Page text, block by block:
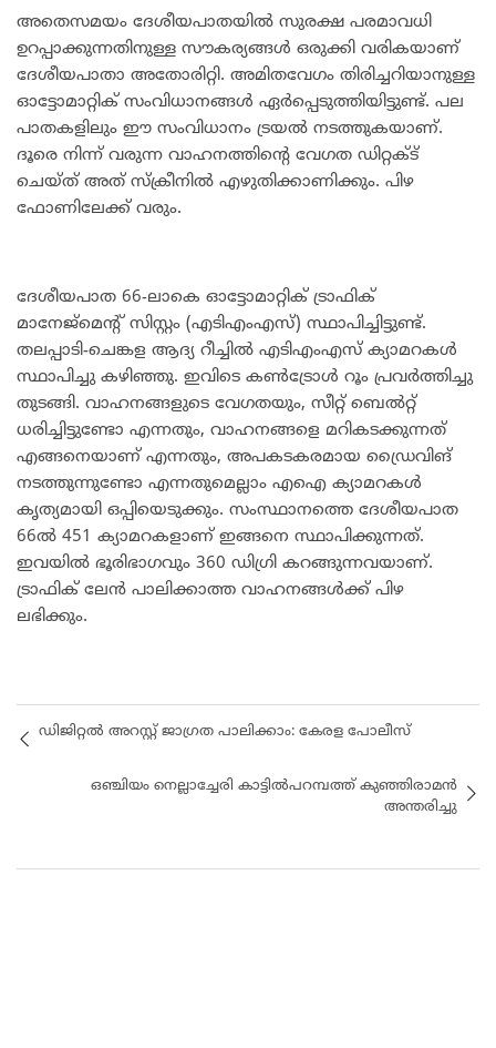
അതെസമയം ദേശീയപാതയിൽ സുരക്ഷ പരമാവധി
ഉറപ്പാക്കുന്നതിനുള്ള സൗകര്യങ്ങൾ ഒരുക്കി വരികയാണ്
ദേശീയപാതാ അതോരിറ്റി. അമിതവേഗം തിരിച്ചറിയാനുള്ള
ഓട്ടോമാറ്റിക് സംവിധാനങ്ങൾ ഏർപ്പെടുത്തിയിട്ടുണ്ട്. പല
പാതകളിലും ഈ സംവിധാനം ട്രയൽ നടത്തുകയാണ്.
ദൂരെ നിന്ന് വരുന്ന വാഹനത്തിന്റെ വേഗത ഡിറ്റക്ട്
ചെയ്ത് അത് സ്ക്രീനിൽ എഴുതിക്കാണിക്കും. പിഴ
ഫോണിലേക്ക് വരും.
ദേശീയപാത 66-ലാകെ ഓട്ടോമാറ്റിക് ട്രാഫിക്
മാനേജ്മെന്റ് സിസ്റ്റം (എടിഎംഎസ്) സ്ഥാപിച്ചിട്ടുണ്ട്.
തലപ്പാടി-ചെങ്കള ആദ്യ റീച്ചില്‍ എടിഎംഎസ് ക്യാമറകൾ
സ്ഥാപിച്ചു കഴിഞ്ഞു. ഇവിടെ കൺട്രോൾ റൂം പ്രവർത്തിച്ചു
തുടങ്ങി. വാഹനങ്ങളുടെ വേഗതയും, സീറ്റ് ബെല്‍റ്റ്
ധരിച്ചിട്ടുണ്ടോ എന്നതും, വാഹനങ്ങളെ മറികടക്കുന്നത്
എങ്ങനെയാണ് എന്നതും, അപകടകരമായ ഡ്രൈവിങ്
നടത്തുന്നുണ്ടോ എന്നതുമെല്ലാം എഐ ക്യാമറകൾ
കൃത്യമായി ഒപ്പിയെടുക്കും. സംസ്ഥാനത്തെ ദേശീയപാത
66ൽ 451 ക്യാമറകളാണ് ഇങ്ങനെ സ്ഥാപിക്കുന്നത്.
ഇവയിൽ ഭൂരിഭാഗവും 360 ഡിഗ്രി കറങ്ങുന്നവയാണ്.
ട്രാഫിക് ലേൻ പാലിക്കാത്ത വാഹനങ്ങൾക്ക് പിഴ
ലഭിക്കും.
ഡിജിറ്റൽ അറസ്റ്റ് ജാഗ്രത പാലിക്കാം: കേരള പോലീസ്
ഒഞ്ചിയം നെല്ലാച്ചേരി കാട്ടിൽപറമ്പത്ത് കുഞ്ഞിരാമൻ
അന്തരിച്ചു